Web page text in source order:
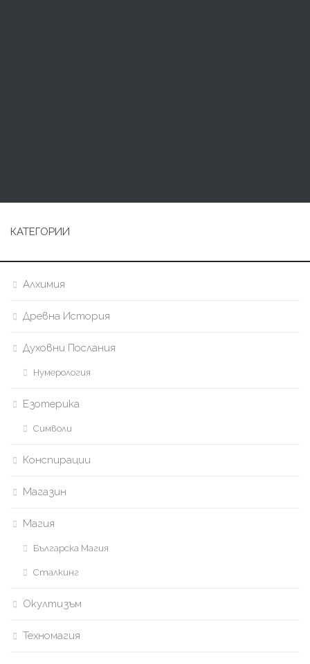
КАТЕГОРИИ
Алхимия
Древна История
Духовни Послания
Нумерология
Езотерика
Символи
Конспирации
Магазин
Магия
Българска Магия
Сталкинг
Окултизъм
Техномагия